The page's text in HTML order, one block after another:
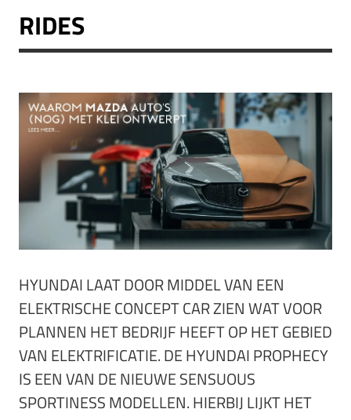
RIDES
HYUNDAI LAAT DOOR MIDDEL VAN EEN
ELEKTRISCHE CONCEPT CAR ZIEN WAT VOOR
PLANNEN HET BEDRIJF HEEFT OP HET GEBIED
VAN ELEKTRIFICATIE. DE HYUNDAI PROPHECY
IS EEN VAN DE NIEUWE SENSUOUS
SPORTINESS MODELLEN. HIERBIJ LIJKT HET